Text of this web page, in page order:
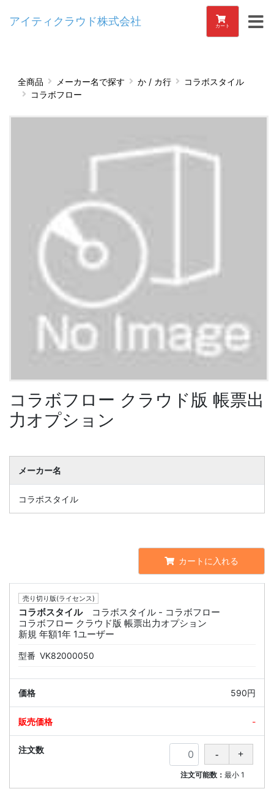
アイティクラウド株式会社 カート
全商品 メーカー名で探す か / カ行
コラボスタイル
コラボフロー
コラボフロー クラウド版 帳票出
力オプション
メーカー名
コラボスタイル
カートに入れる
売り切り版(ライセンス)
コラボスタイル
コラボスタイル - コラボフロー
コラボフロー クラウド版 帳票出力オプション
新規 年額1年 1ユーザー
型番 VK82000050
590円
-
注文可能数：最小 1